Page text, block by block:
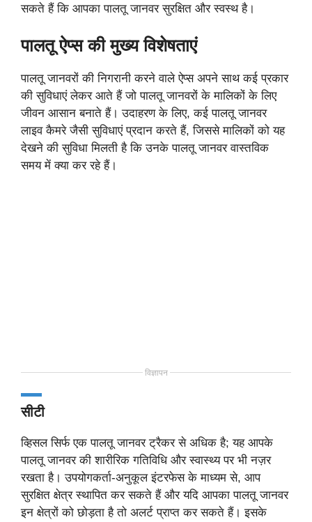
सकते हैं कि आपका पालतू जानवर सुरक्षित और स्वस्थ है।
पालतू ऐप्स की मुख्य विशेषताएं
पालतू जानवरों की निगरानी करने वाले ऐप्स अपने साथ कई प्रकार
की सुविधाएं लेकर आते हैं जो पालतू जानवरों के मालिकों के लिए
जीवन आसान बनाते हैं। उदाहरण के लिए, कई पालतू जानवर
लाइव कैमरे जैसी सुविधाएं प्रदान करते हैं, जिससे मालिकों को यह
देखने की सुविधा मिलती है कि उनके पालतू जानवर वास्तविक
समय में क्या कर रहे हैं।
विज्ञापन
सीटी
व्हिसल सिर्फ एक पालतू जानवर ट्रैकर से अधिक है; यह आपके
पालतू जानवर की शारीरिक गतिविधि और स्वास्थ्य पर भी नज़र
रखता है। उपयोगकर्ता-अनुकूल इंटरफेस के माध्यम से, आप
सुरक्षित क्षेत्र स्थापित कर सकते हैं और यदि आपका पालतू जानवर
इन क्षेत्रों को छोड़ता है तो अलर्ट प्राप्त कर सकते हैं। इसके